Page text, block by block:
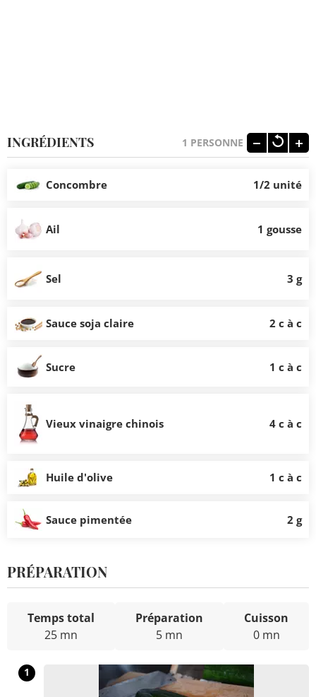
INGRÉDIENTS 1 PERSONNE
Concombre 1/2 unité
Ail 1 gousse
Sel 3 g
Sauce soja claire 2 c à c
Sucre 1 c à c
Vieux vinaigre chinois 4 c à c
Huile d'olive 1 c à c
Sauce pimentée 2 g
PRÉPARATION
Temps total
25 mn
Préparation
5 mn
Cuisson
0 mn
1